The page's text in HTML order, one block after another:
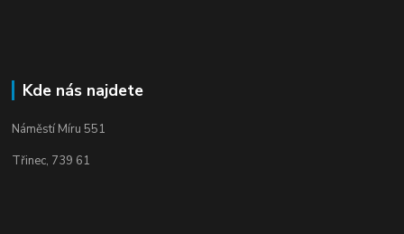
Kde nás najdete
Náměstí Míru 551
Třinec, 739 61